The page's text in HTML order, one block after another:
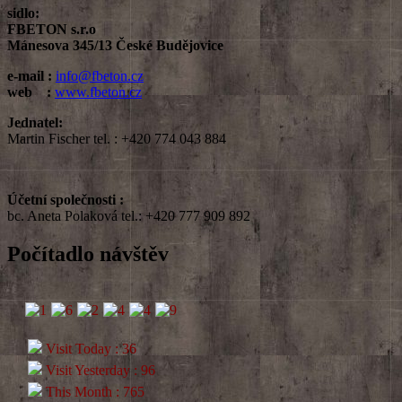
sidlo:
FBETON s.r.o
Mánesova 345/13 České Budějovice
e-mail : info@fbeton.cz
web : www.fbeton.cz
Jednatel:
Martin Fischer tel. : +420 774 043 884
Účetní společnosti :
bc. Aneta Polaková tel.: ‭+420 777 909 892
Počítadlo návštěv
Visit Today : 36
Visit Yesterday : 96
This Month : 765